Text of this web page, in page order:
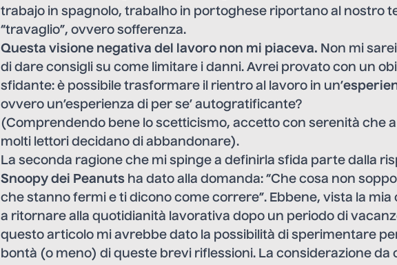
trabajo in spagnolo, trabalho in portoghese riportano al nostro
“travaglio”, ovvero sofferenza.
Questa visione negativa del lavoro non mi piaceva. Non mi
di dare consigli su come limitare i danni. Avrei provato con un
sfidante: è possibile trasformare il rientro al lavoro in un’
ovvero un’esperienza di per se’ autogratificante?
(Comprendendo bene lo scetticismo, accetto con serenità che
molti lettori decidano di abbandonare).
La seconda ragione che mi spinge a definirla sfida parte dalla
Snoopy dei Peanuts ha dato alla domanda: “Che cosa non
che stanno fermi e ti dicono come correre”. Ebbene, vista la
a ritornare alla quotidianità lavorativa dopo un periodo di
questo articolo mi avrebbe dato la possibilità di sperimentare
bontà (o meno) di queste brevi riflessioni. La considerazione da